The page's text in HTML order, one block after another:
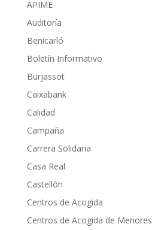
APIME
Auditoría
Benicarló
Boletín Informativo
Burjassot
Caixabank
Calidad
Campaña
Carrera Solidaria
Casa Real
Castellón
Centros de Acogida
Centros de Acogida de Menores